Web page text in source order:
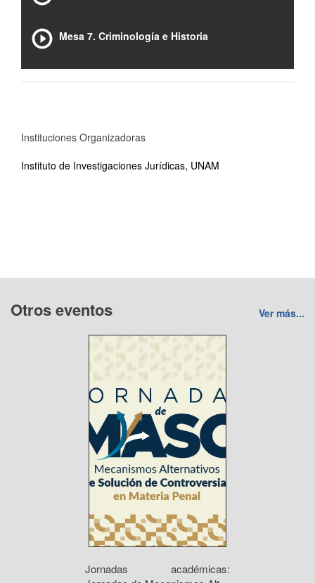
Mesa 7. Criminología e Historia
Instituciones Organizadoras
Instituto de Investigaciones Jurídicas, UNAM
Otros eventos Ver más...
Jornadas académicas: